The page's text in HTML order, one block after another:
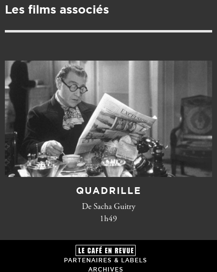
Les films associés
QUADRILLE
De Sacha Guitry
1h49
PARTENAIRES & LABELS
ARCHIVES